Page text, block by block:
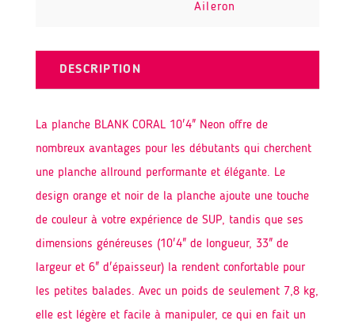
Aileron
DESCRIPTION
La planche BLANK CORAL 10'4" Neon offre de
nombreux avantages pour les débutants qui cherchent
une planche allround performante et élégante. Le
design orange et noir de la planche ajoute une touche
de couleur à votre expérience de SUP, tandis que ses
dimensions généreuses (10'4" de longueur, 33" de
largeur et 6" d'épaisseur) la rendent confortable pour
les petites balades. Avec un poids de seulement 7,8 kg,
elle est légère et facile à manipuler, ce qui en fait un